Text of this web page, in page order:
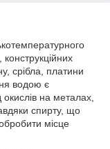
срібла, платини
водою є
на металах,
спирту, що
місце